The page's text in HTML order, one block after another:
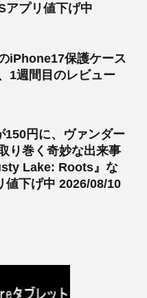
アプリ値下げ中
iPhone17保護ケース
1週間目のレビュー
150円に、ヴァンダー
り巻く奇妙な出来事
Lake: Roots』な
値下げ中 2026/08/10